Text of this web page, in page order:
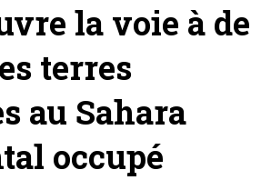
la voie à de
terres
au Sahara
occupé